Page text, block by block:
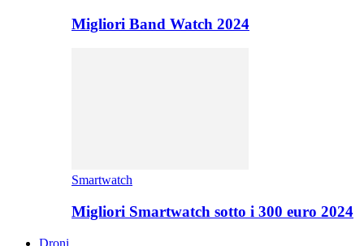
Migliori Band Watch 2024
Smartwatch
Migliori Smartwatch sotto i 300 euro 2024
Droni